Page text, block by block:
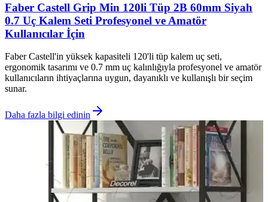
Faber Castell Grip Min 120li Tüp 2B 60mm Siyah
0.7 Uç Kalem Seti Profesyonel ve Amatör
Kullanıcılar İçin
Faber Castell'in yüksek kapasiteli 120'li tüp kalem uç seti,
ergonomik tasarımı ve 0.7 mm uç kalınlığıyla profesyonel ve amatör
kullanıcıların ihtiyaçlarına uygun, dayanıklı ve kullanışlı bir seçim
sunar.
Daha fazla bilgi edinin